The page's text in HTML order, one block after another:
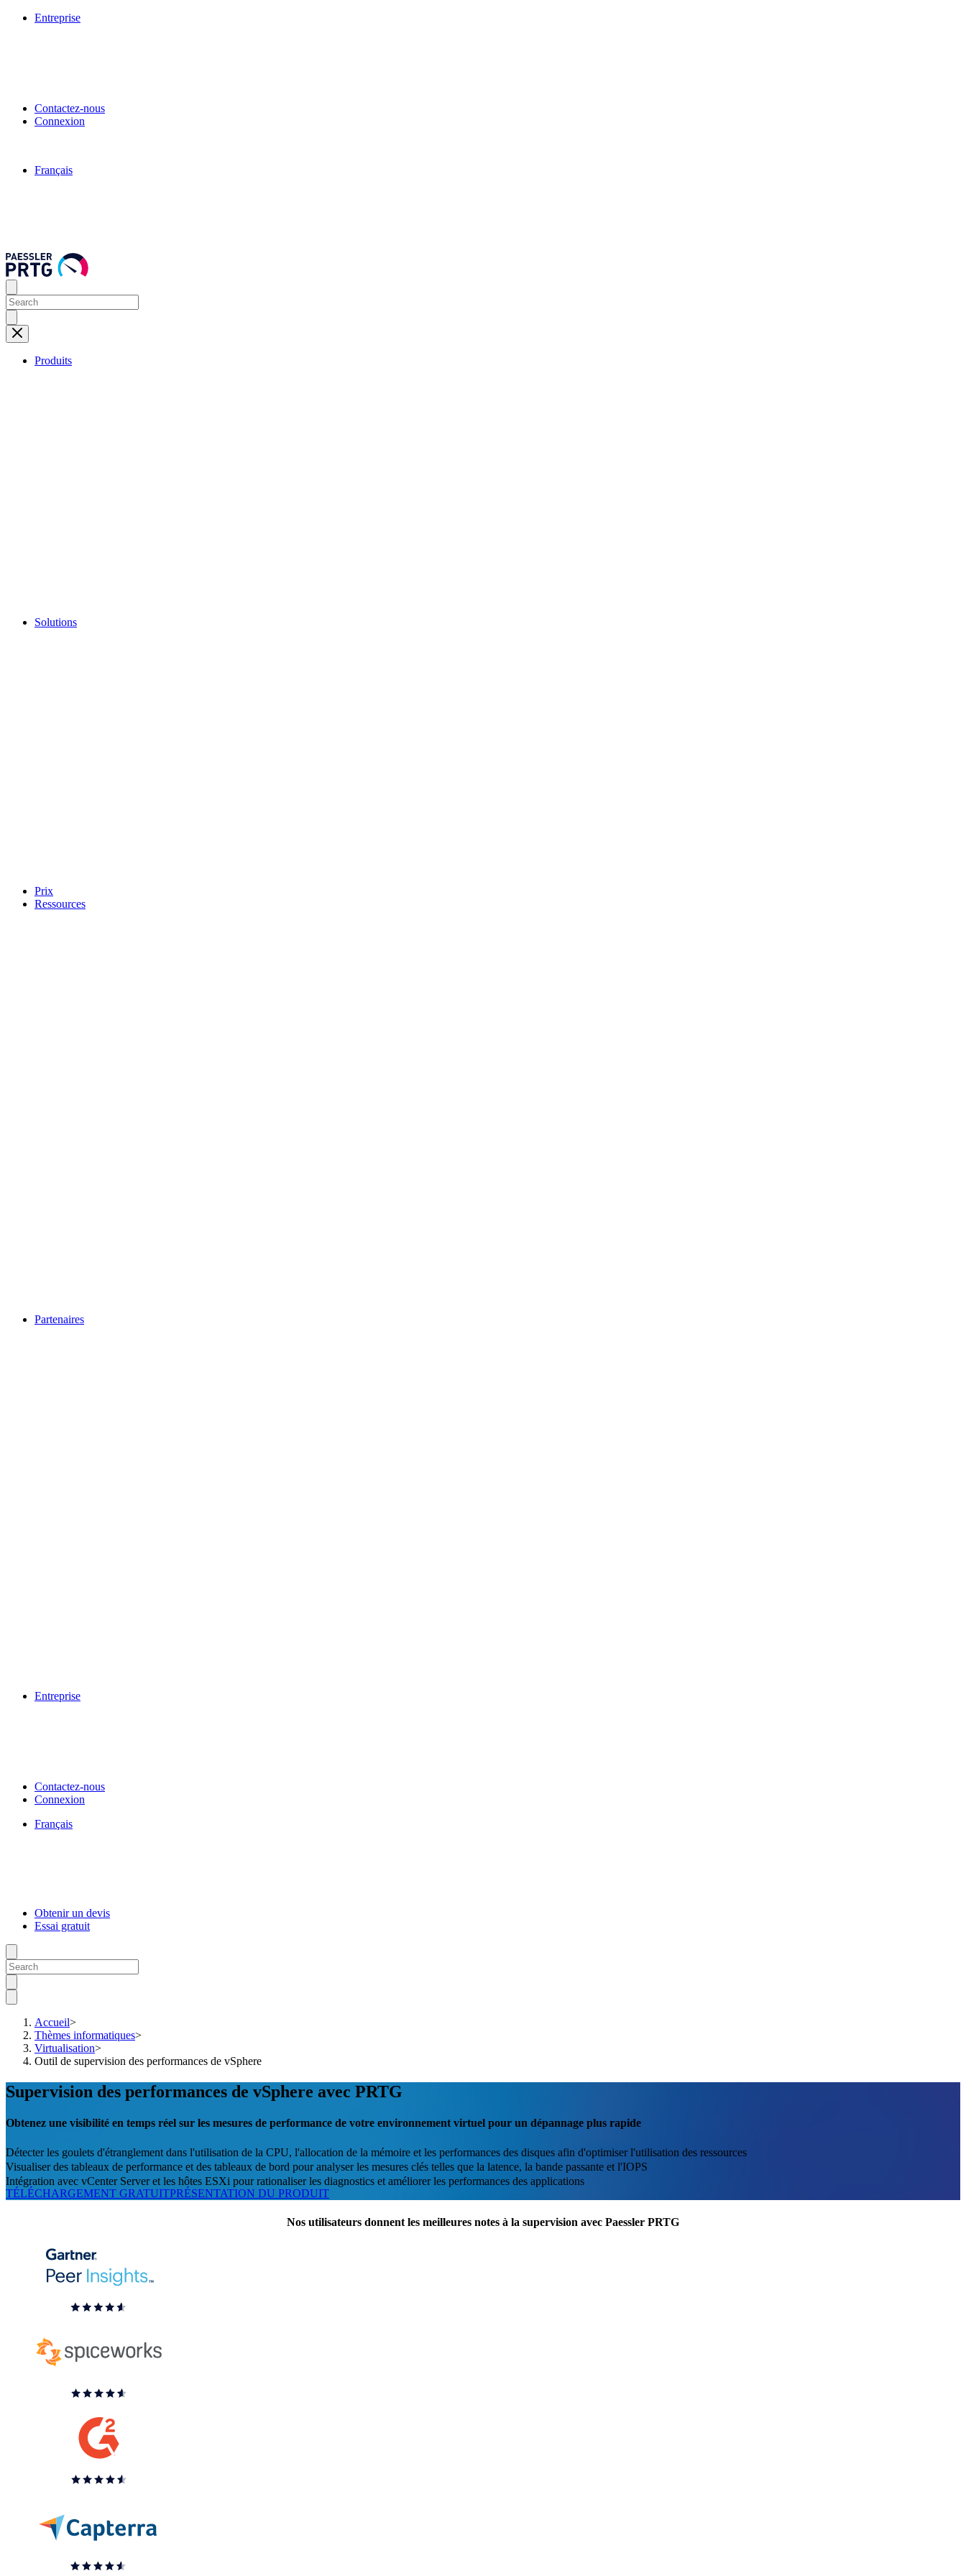
Entreprise
Contactez-nous
Connexion
Français
Produits
Solutions
Prix
Ressources
Partenaires
Entreprise
Contactez-nous
Connexion
Français
Obtenir un devis
Essai gratuit
Accueil>
Thèmes informatiques>
Virtualisation>
Outil de supervision des performances de vSphere
Supervision des performances de vSphere avec PRTG
Obtenez une visibilité en temps réel sur les mesures de performance de votre environnement virtuel pour un dépannage plus rapide
Détecter les goulets d'étranglement dans l'utilisation de la CPU, l'allocation de la mémoire et les performances des disques afin d'optimiser l'utilisation des ressources
Visualiser des tableaux de performance et des tableaux de bord pour analyser les mesures clés telles que la latence, la bande passante et l'IOPS
Intégration avec vCenter Server et les hôtes ESXi pour rationaliser les diagnostics et améliorer les performances des applications
TÉLÉCHARGEMENT GRATUITPRÉSENTATION DU PRODUIT
Nos utilisateurs donnent les meilleures notes à la supervision avec Paessler PRTG